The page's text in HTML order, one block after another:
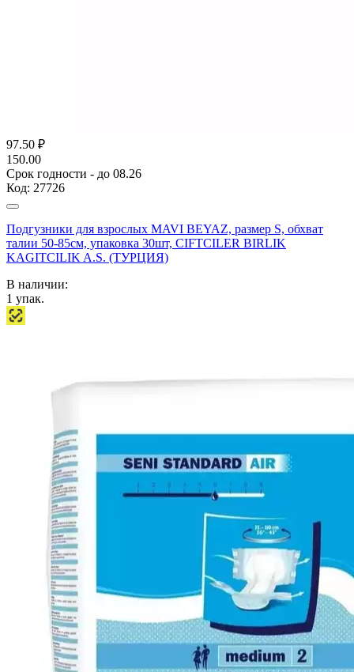
97.50 ₽
150.00
Срок годности - до 08.26
Код: 27726
Подгузники для взрослых MAVI BEYAZ, размер S, обхват
талии 50-85см, упаковка 30шт, CIFTCILER BIRLIK
KAGITCILIK A.S. (ТУРЦИЯ)
В наличии:
1 упак.